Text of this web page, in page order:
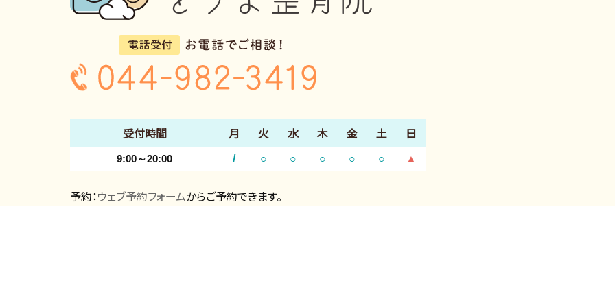
受付時間 月 火 水 木 金 土 日
9:00～20:00 / ○ ○ ○ ○ ○ ▲
予約：ウェブ予約フォームからご予約できます。